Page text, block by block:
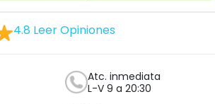
4.8 Leer Opiniones
Atc. inmediata
L-V 9 a 20:30